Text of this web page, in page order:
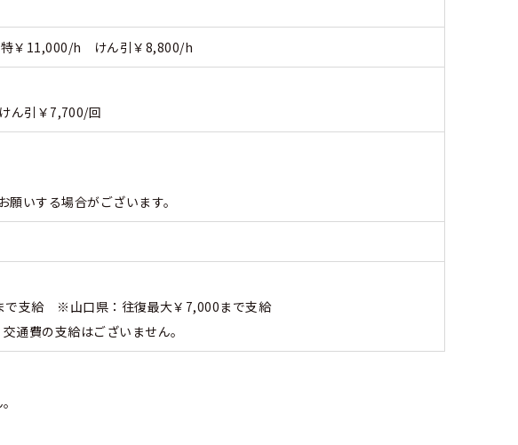
￥11,000/h けん引￥8,800/h
引￥7,700/回
いする場合がございます。
で支給 ※山口県：往復最大￥7,000まで支給
費の支給はございません。